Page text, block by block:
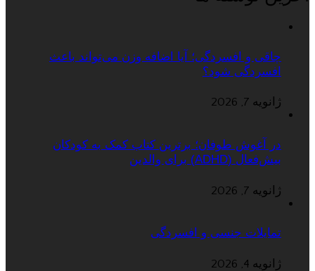
چاقی و افسردگی؛ آیا اضافه وزن می‌تواند باعث
افسردگی شود؟
ژانویه 7, 2026
در آغوش طوفان؛ برترین کتاب کمک به کودکان
بیش‌فعال (ADHD) برای والدین
ژانویه 7, 2026
تمایلات جنسی و افسردگی
ژانویه 4, 2026